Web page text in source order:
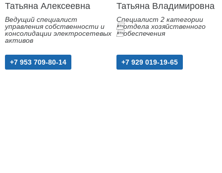
Татьяна Алексеевна
Ведущий специалист
управления собственности и
консолидации электросетевых
активов
+7 953 709-80-14
Татьяна Владимировна
Специалист 2 категории
отдела хозяйственного
обеспечения
+7 929 019-19-65